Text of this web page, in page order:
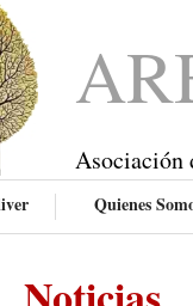
Asociación
Quienes